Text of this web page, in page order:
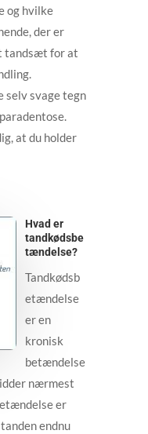
og hvilke
der er
tandsæt for at
selv svage tegn
at du holder
Hvad er
tandkødsbe
tændelse?
Tandkødsb
etændelse
er en
kronisk
betændelse
nærmest
er
endnu